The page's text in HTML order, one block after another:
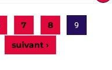
7 8 9
suivant ›